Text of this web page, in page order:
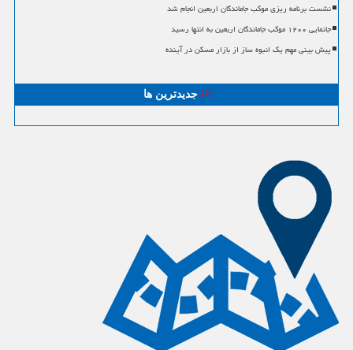
نشست برنامه ریزی موکب جاماندگان اربعین انجام شد
جانمایی ۱۲۰۰ موکب جاماندگان اربعین به انتها رسید
پیش بینی مهم یک انبوه ساز از بازار مسکن در آینده
جدیدترین ها